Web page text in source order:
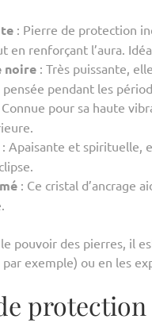
: Pierre de protection
en renforçant l’aura.
noire : Très puissante,
pendant les
Connue pour sa haute
: Apaisante et spirituelle,
: Ce cristal d’ancrage
pouvoir des pierres, il
exemple) ou en les